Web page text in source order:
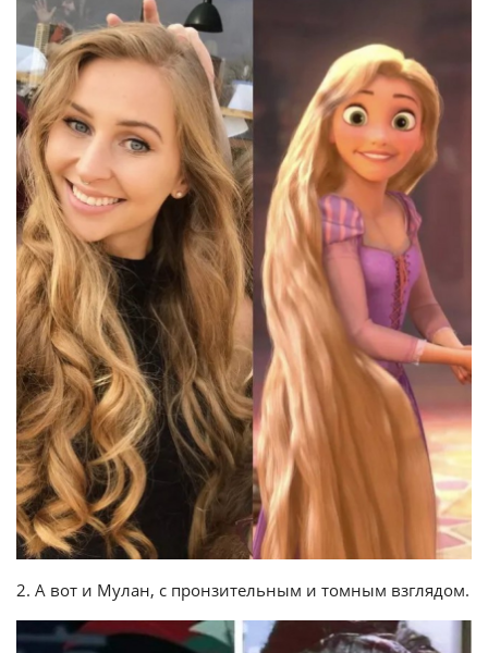
2. А вот и Мулан, с пронзительным и томным взглядом.